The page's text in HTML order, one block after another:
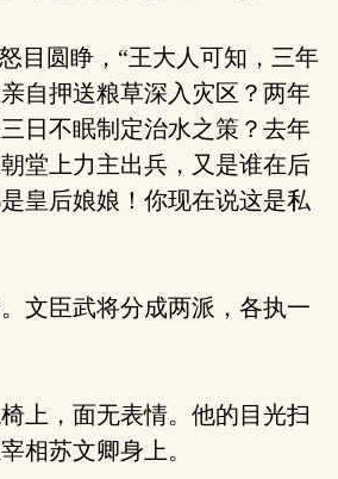
目圆睁，“王大人可知，三年
自押送粮草深入灾区？两年
日不眠制定治水之策？去年
堂上力主出兵，又是谁在后
皇后娘娘！你现在说这是私
文臣武将分成两派，各执一
上，面无表情。他的目光扫
相苏文卿身上。